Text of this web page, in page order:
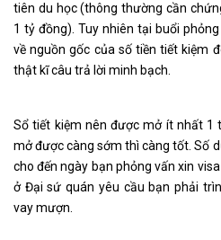
tiên du học (thông thường cần
1 tỷ đồng). Tuy nhiên tại buổi
về nguồn gốc của số tiền tiết kiệm
thật kĩ câu trả lời minh bạch.
Sổ tiết kiệm nên được mở ít nhất 1
mở được càng sớm thì càng tốt. Số
cho đến ngày bạn phỏng vấn xin
ở Đại sứ quán yêu cầu bạn phải
vay mượn.